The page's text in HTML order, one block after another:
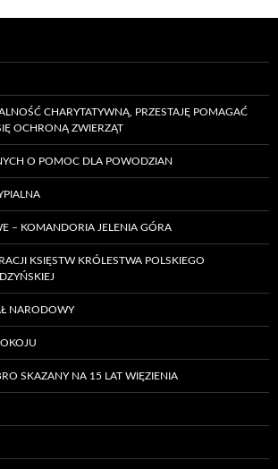
CHARYTATYWNĄ, PRZESTAJĘ POMAGAĆ
OCHRONĄ ZWIERZĄT
O POMOC DLA POWODZIAN
– KOMANDORIA JELENIA GÓRA
KSIĘSTW KRÓLESTWA POLSKIEGO
NARODOWY
SKAZANY NA 15 LAT WIĘZIENIA